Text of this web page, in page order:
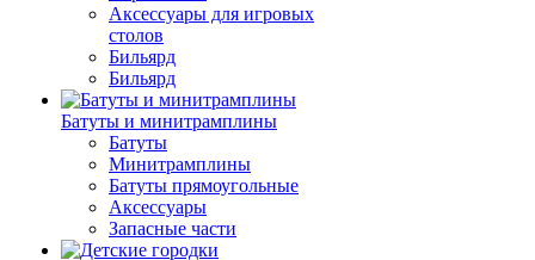
Аксессуары для игровых
столов
Бильяpд
Бильяpд
Батуты и минитрамплины
Батуты
Минитрамплины
Батуты прямоугольные
Аксессуары
Запасные части